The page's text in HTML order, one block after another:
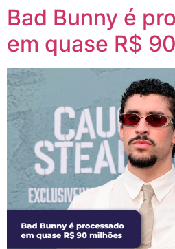
Bad Bunny é
em quase R$